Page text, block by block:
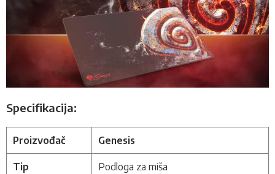
Specifikacija:
Proizvođač Genesis
Tip Podloga za miša